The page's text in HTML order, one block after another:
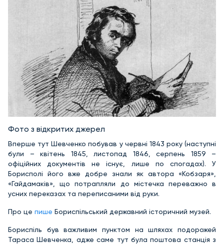
Фото з відкритих джерел
Вперше тут Шевченко побував у червні 1843 року (наступні
були – квітень 1845, листопад 1846, серпень 1859 –
офіційних документів не існує, лише по спогадах). У
Борисполі його вже добре знали як автора «Кобзаря»,
«Гайдамаків», що потрапляли до містечка переважно в
усних переказах та переписаними від руки.
Про це пише Бориспільський державний історичний музей.
Бориспіль був важливим пунктом на шляхах подорожей
Тараса Шевченка, адже саме тут була поштова станція з